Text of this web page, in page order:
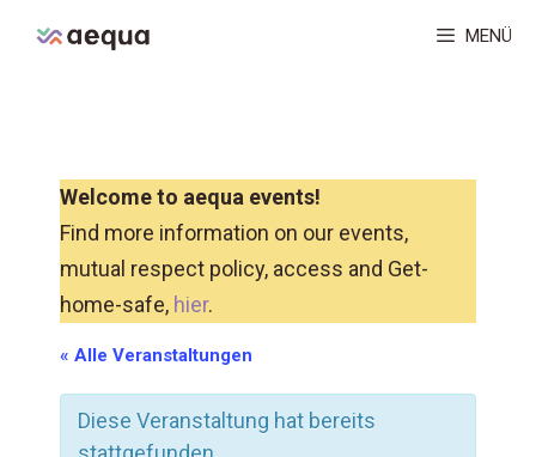
Inhalt
MENÜ
Welcome to aequa events!
Find more information on our events,
mutual respect policy, access and Get-
home-safe, hier.
« Alle Veranstaltungen
Diese Veranstaltung hat bereits